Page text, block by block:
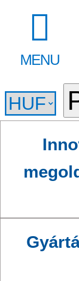
MENU